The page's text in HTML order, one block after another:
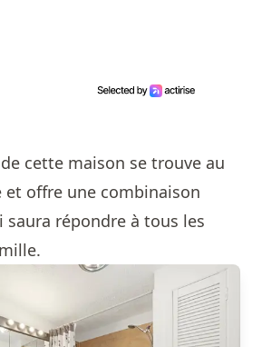
cette maison se trouve au
et offre une combinaison
répondre à tous les